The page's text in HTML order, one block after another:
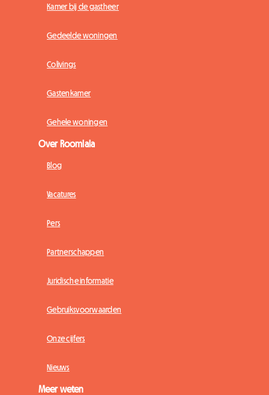
Kamer bij de gastheer
Gedeelde woningen
Colivings
Gastenkamer
Gehele woningen
Over Roomlala
Blog
Vacatures
Pers
Partnerschappen
Juridische informatie
Gebruiksvoorwaarden
Onze cijfers
Nieuws
Meer weten